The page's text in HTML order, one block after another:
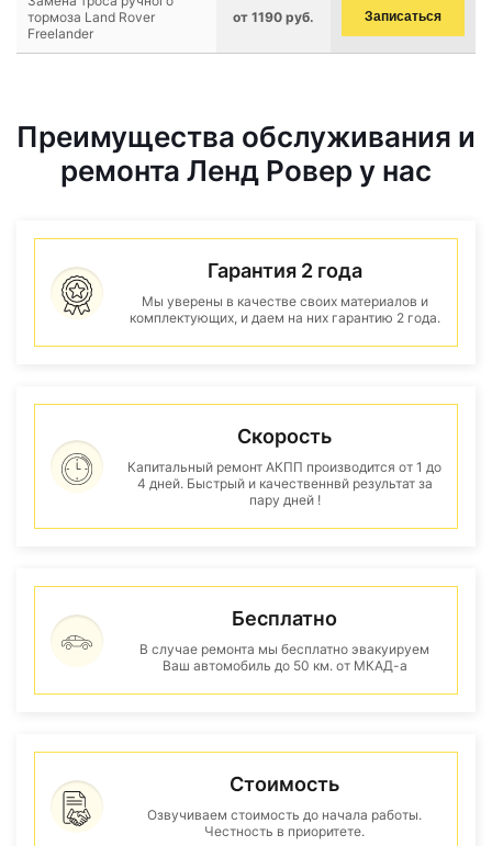
тормоза Land Rover
Freelander
от 1190 руб. Записаться
Преимущества обслуживания и
ремонта Ленд Ровер у нас
Гарантия 2 года
Мы уверены в качестве своих материалов и
комплектующих, и даем на них гарантию 2 года.
Скорость
Капитальный ремонт АКПП производится от 1 до
4 дней. Быстрый и качественнвй результат за
пару дней !
Бесплатно
В случае ремонта мы бесплатно эвакуируем
Ваш автомобиль до 50 км. от МКАД-а
Стоимость
Озвучиваем стоимость до начала работы.
Честность в приоритете.